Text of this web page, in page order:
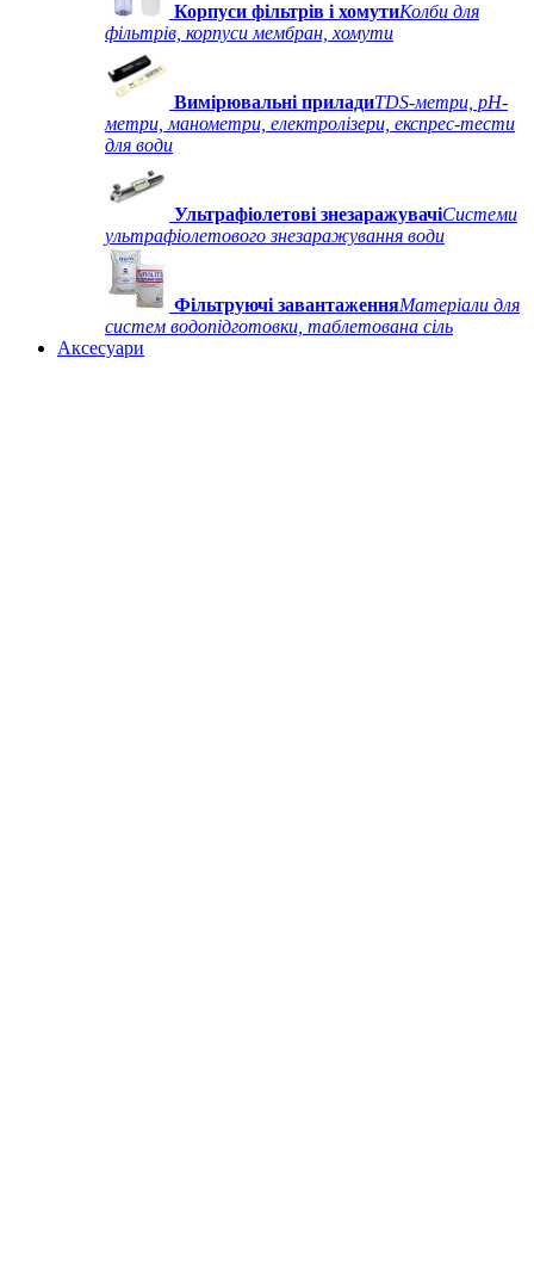
Корпуси фільтрів і хомутиКолби для
фільтрів, корпуси мембран, хомути
Вимірювальні приладиTDS-метри, рН-
метри, манометри, електролізери, експрес-тести
для води
Ультрафіолетові знезаражувачіСистеми
ультрафіолетового знезаражування води
Фільтруючі завантаженняМатеріали для
систем водопідготовки, таблетована сіль
Аксесуари